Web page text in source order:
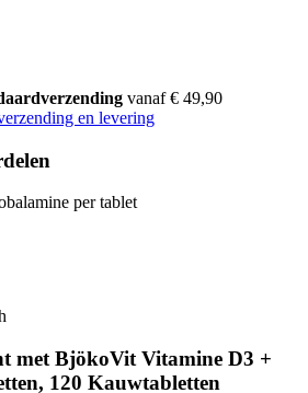
vanaf € 49,90
en levering
per tablet
met BjökoVit Vitamine D3 +
120 Kauwtabletten